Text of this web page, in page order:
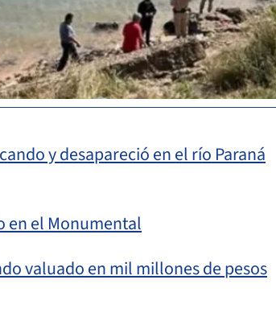
y desapareció en el río Paraná
en el Monumental
valuado en mil millones de pesos